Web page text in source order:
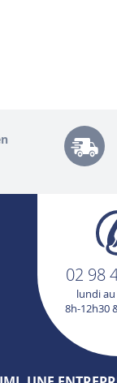
02 98
lundi
8h-12h30